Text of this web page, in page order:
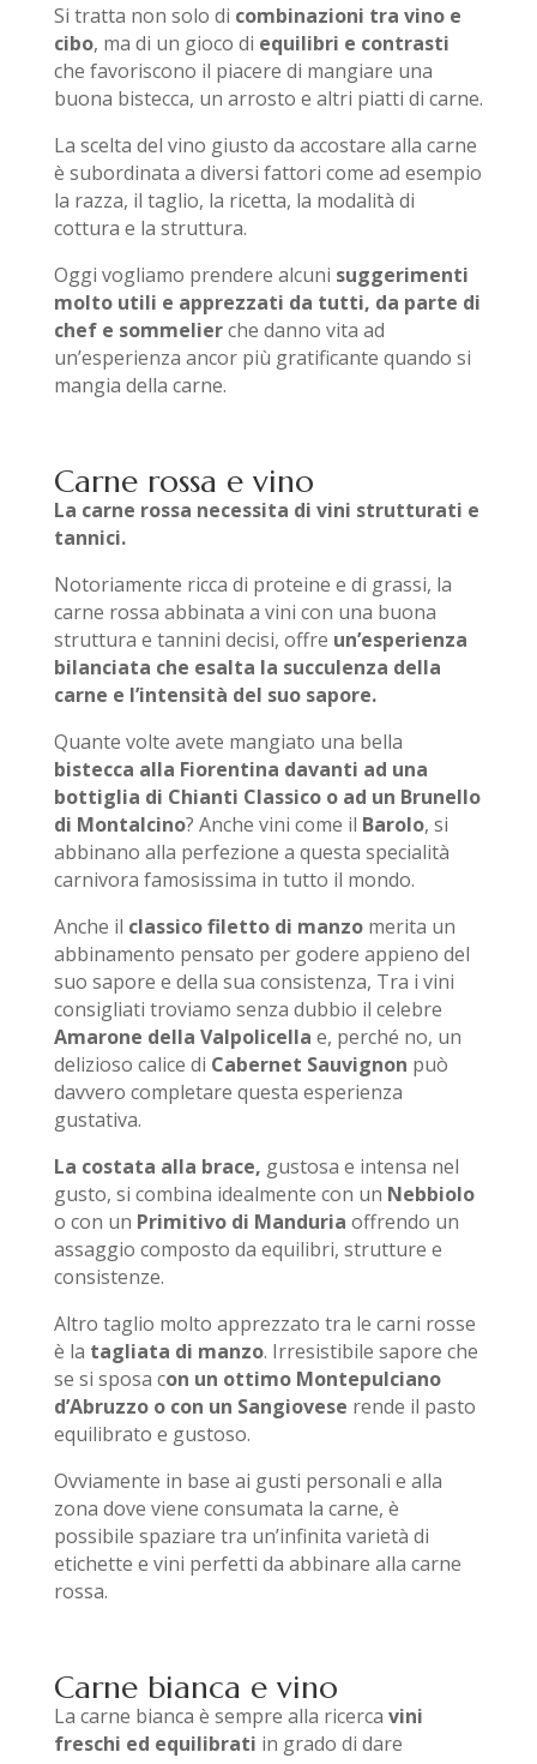
Si tratta non solo di combinazioni tra vino e
cibo, ma di un gioco di equilibri e contrasti
che favoriscono il piacere di mangiare una
buona bistecca, un arrosto e altri piatti di carne.
La scelta del vino giusto da accostare alla carne
è subordinata a diversi fattori come ad esempio
la razza, il taglio, la ricetta, la modalità di
cottura e la struttura.
Oggi vogliamo prendere alcuni suggerimenti
molto utili e apprezzati da tutti, da parte di
chef e sommelierche danno vita ad
un’esperienza ancor più gratificante quando si
mangia della carne.
Carne rossa e vino
La carne rossa necessita di vini strutturati e
tannici.
Notoriamente ricca di proteine e di grassi, la
carne rossa abbinata a vini con una buona
struttura e tannini decisi, offre un’esperienza
bilanciata che esalta la succulenza della
carne e l’intensità del suo sapore.
Quante volte avete mangiato una bella
bistecca alla Fiorentina davanti ad una
bottiglia di Chianti Classico o ad un Brunello
di Montalcino? Anche vini come il Barolo, si
abbinano alla perfezione a questa specialità
carnivora famosissima in tutto il mondo.
Anche il classico filetto di manzomerita un
abbinamento pensato per godere appieno del
suo sapore e della sua consistenza, Tra i vini
consigliati troviamo senza dubbio il celebre
Amarone della Valpolicella e, perché no, un
delizioso calice di Cabernet Sauvignon può
davvero completare questa esperienza
gustativa.
La costata alla brace, gustosa e intensa nel
gusto, si combina idealmente con un Nebbiolo
o con un Primitivo di Manduria offrendo un
assaggio composto da equilibri, strutture e
consistenze.
Altro taglio molto apprezzato tra le carni rosse
è la tagliata di manzo. Irresistibile sapore che
se si sposa con un ottimo Montepulciano
d’Abruzzo o con un Sangiovese rende il pasto
equilibrato e gustoso.
Ovviamente in base ai gusti personali e alla
zona dove viene consumata la carne, è
possibile spaziare tra un’infinita varietà di
etichette e vini perfetti da abbinare alla carne
rossa.
Carne bianca e vino
La carne bianca è sempre alla ricerca vini
freschi ed equilibrati in grado di dare